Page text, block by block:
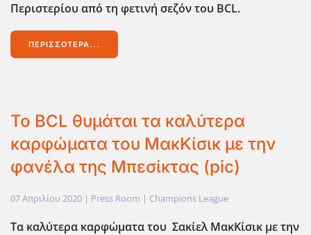
Περιστερίου από τη φετινή σεζόν του BCL.
ΠΕΡΙΣΣΌΤΕΡΑ...
Το BCL θυμάται τα καλύτερα
καρφώματα του ΜακΚίσικ με την
φανέλα της Μπεσίκτας (pic)
07 Απριλίου 2020 | Press Room | Champions League
Τα καλύτερα καρφώματα του Σακίελ ΜακΚίσικ με την